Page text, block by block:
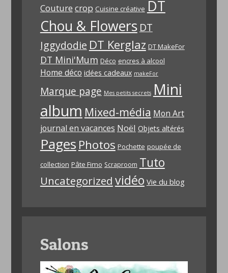
Couture crop Cuisine créative DT
Chou & Flowers DT
Iggydodie DT Kerglaz DT MakeFor
DT Mini'Mum Déco encres à alcool
Home déco idées cadeaux makeFor
Marque page Mes petits secrets Mini
album Mixed-média Mon Art
journal en vacances Noël Objets altérés
Pages Photos Pochette poupée de
collection Pâte Fimo Scraproom Tuto
Uncategorized vidéo Vie du blog
Salons